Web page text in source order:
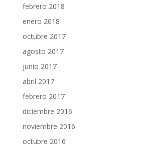
febrero 2018
enero 2018
octubre 2017
agosto 2017
junio 2017
abril 2017
febrero 2017
diciembre 2016
noviembre 2016
octubre 2016